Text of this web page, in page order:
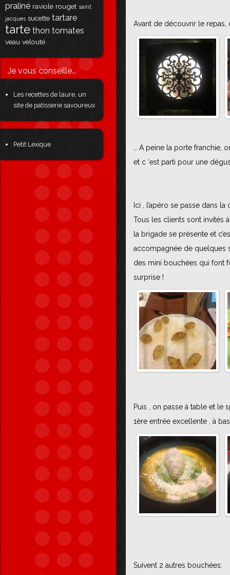
praliné raviole rouget saint
jacques sucette tartare
tarte thon tomates
veau velouté
Je vous conseille...
Les recettes de laure, un
site de patisserie savoureux
Petit Lexique
Avant de découvrir le
… A peine la porte franchie,
et c ‘est parti pour une
Ici , l’apéro se passe dans la
Tous les clients sont invités
la brigade se présente et
accompagnée de quelques
des mini bouchées qui font
surprise !
Puis , on passe à table et le
1ère entrée excellente , à
Suivent 2 autres bouchées: